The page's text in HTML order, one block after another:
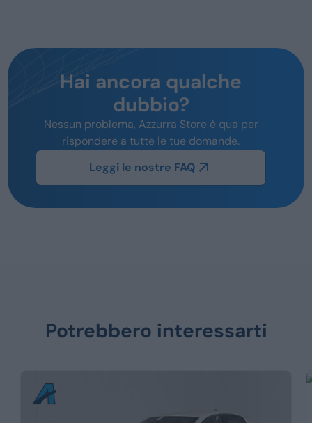
Hai ancora qualche
dubbio?
Nessun problema, Azzurra Store è qua per
rispondere a tutte le tue domande.
Leggi le nostre FAQ
Potrebbero interessarti